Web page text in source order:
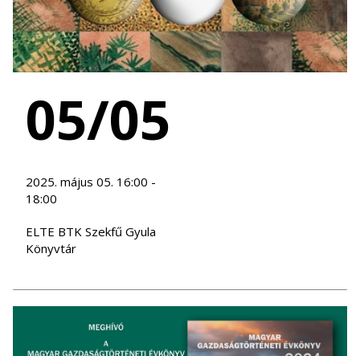
05/05
2025. május 05. 16:00 -
18:00
ELTE BTK Szekfű Gyula
Könyvtár